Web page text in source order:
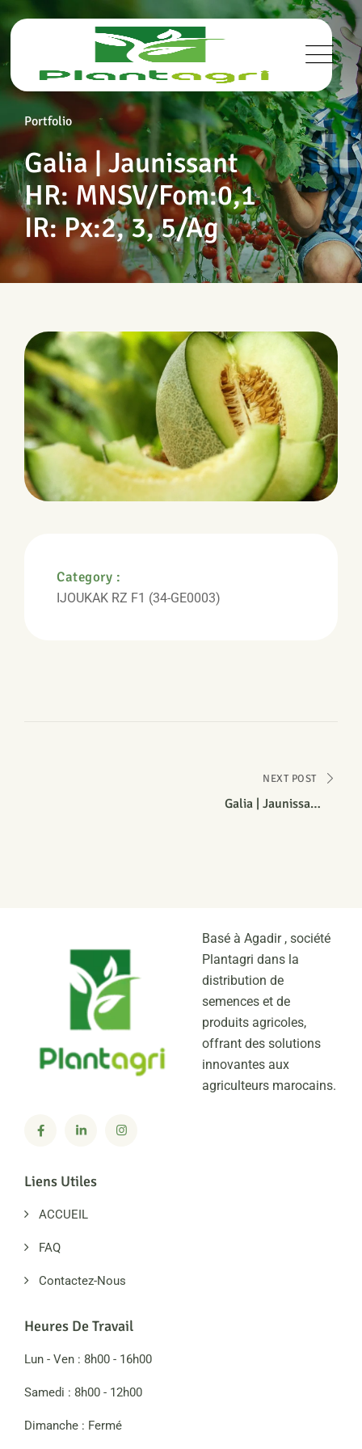
Portfolio
Galia | Jaunissant
HR: MNSV/Fom:0,1
IR: Px:2, 3, 5/Ag
Category :
IJOUKAK RZ F1 (34-GE0003)
NEXT POST
Galia | Jaunissant
Basé à Agadir , société
Plantagri dans la
distribution de
semences et de
produits agricoles,
offrant des solutions
innovantes aux
agriculteurs marocains.
Liens Utiles
ACCUEIL
FAQ
Contactez-Nous
Heures De Travail
Lun - Ven : 8h00 - 16h00
Samedi : 8h00 - 12h00
Dimanche : Fermé